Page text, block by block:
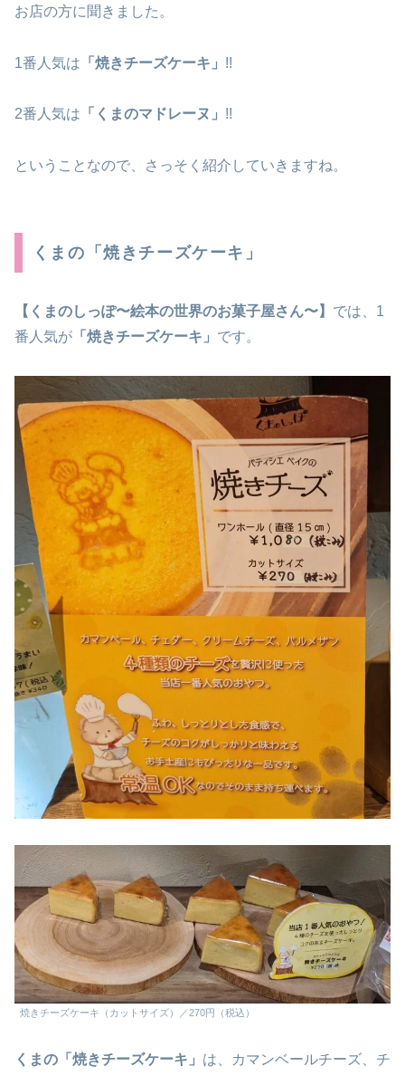
お店の方に聞きました。
1番人気は 「焼きチーズケーキ」 !!
2番人気は 「くまのマドレーヌ」 !!
ということなので、さっそく紹介していきますね。
くまの「焼きチーズケーキ」
【くまのしっぽ〜絵本の世界のお菓子屋さん〜】 では、1
番人気が 「焼きチーズケーキ」 です。
焼きチーズケーキ（カットサイズ）／270円（税込）
くまの「焼きチーズケーキ」 は、カマンベールチーズ、チ